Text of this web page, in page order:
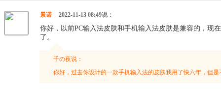
景诺 2022-11-13 08:49说：
你好，以前PC输入法皮肤和手机输入法皮肤是兼容的，现
了。
千の夜说：
你好，过去你设计的一款手机输入法的皮肤我用了快六年，但